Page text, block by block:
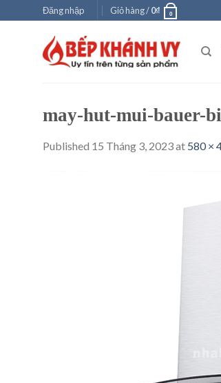
to
Đăng nhập Giỏ hàng /0₫ 0
may-hut-mui-bauer-
Published 15 Tháng 3, 2023at 580 ×